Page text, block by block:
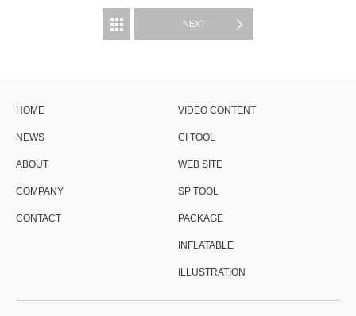
NEXT
HOME
NEWS
ABOUT
COMPANY
CONTACT
VIDEO CONTENT
CI TOOL
WEB SITE
SP TOOL
PACKAGE
INFLATABLE
ILLUSTRATION